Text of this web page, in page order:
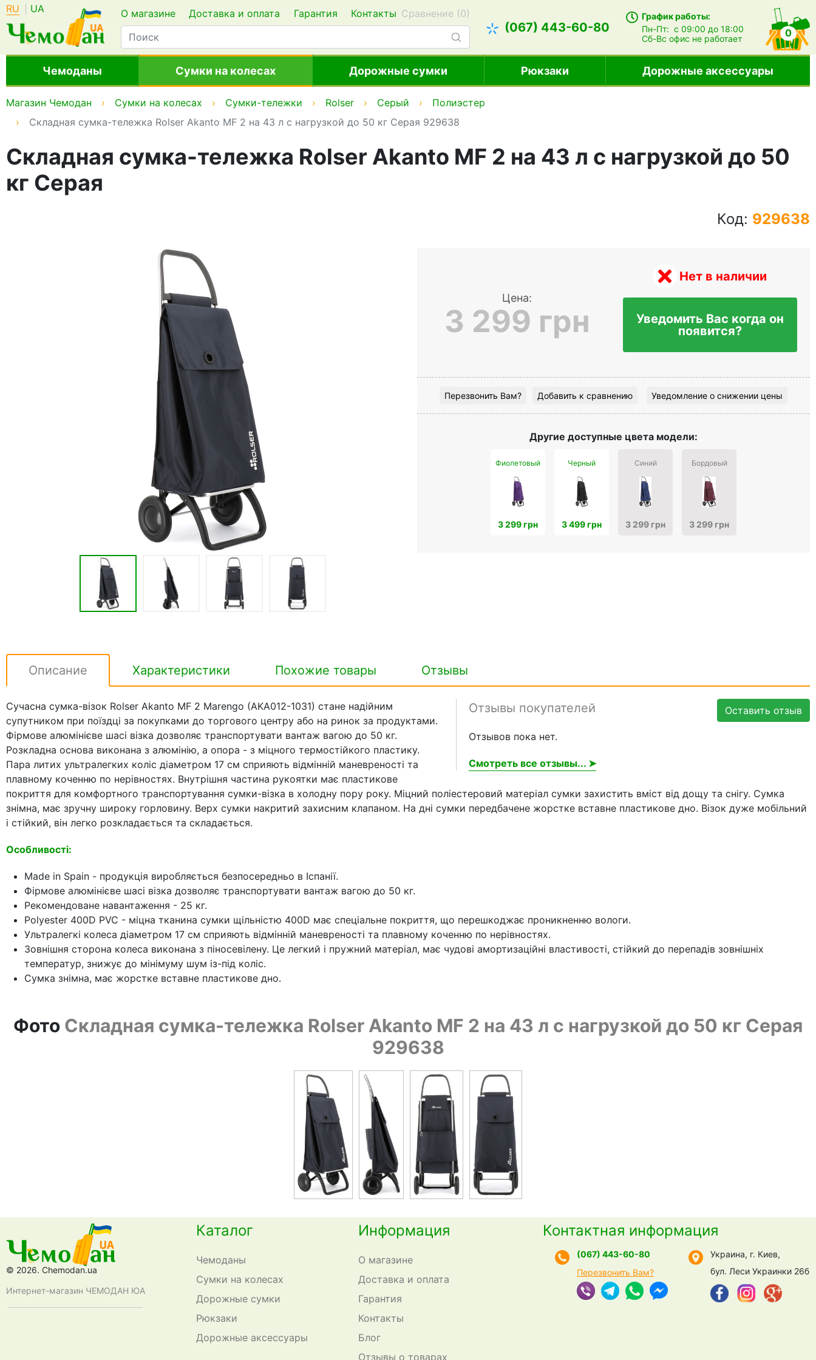
RU UA О магазине Доставка и оплата Гарантия Контакты Сравнение (0)
(067) 443-60-80
График работы:
Пн-Пт:с 09:00 до 18:00
Сб-Всофис не работает 0
Чемоданы Сумки на колесах Дорожные сумки Рюкзаки Дорожные аксессуары
Магазин Чемодан Сумки на колесах Сумки-тележки Rolser Серый
Полиэстер
Складная сумка-тележка Rolser Akanto MF 2 на 43 л с нагрузкой до 50 кг Серая 929638
Складная сумка-тележка Rolser Akanto MF 2 на 43 л с нагрузкой до 50
кг Серая
Код: 929638
Цена:
3 299 грн
Нет в наличии
Уведомить Вас когда он
появится?
Перезвонить Вам? Добавить к сравнению Уведомление о снижении цены
Другие доступные цвета модели:
Фиолетовый
3 299 грн
Черный
3 499 грн
Синий
3 299 грн
Бордовый
3 299 грн
Описание Характеристики Похожие товары Отзывы
Оставить отзыв
Отзывы покупателей
Отзывов пока нет.
Смотреть все отзывы... ➤
Сучасна сумка-візок Rolser Akanto MF 2 Marengo (AKA012-1031) стане надійним
супутником при поїздці за покупками до торгового центру або на ринок за продуктами.
Фірмове алюмінієве шасі візка дозволяє транспортувати вантаж вагою до 50 кг.
Розкладна основа виконана з алюмінію, а опора - з міцного термостійкого пластику.
Пара литих ультралегких коліс діаметром 17 см сприяють відмінній маневреності та
плавному коченню по нерівностях. Внутрішня частина рукоятки має пластикове
покриття для комфортного транспортування сумки-візка в холодну пору року. Міцний поліестеровий матеріал сумки захистить вміст від дощу та снігу. Сумка
знімна, має зручну широку горловину. Верх сумки накритий захисним клапаном. На дні сумки передбачене жорстке вставне пластикове дно. Візок дуже мобільний
і стійкий, він легко розкладається та складається.
Особливості:
Made in Spain - продукція виробляється безпосередньо в Іспанії.
Фірмове алюмінієве шасі візка дозволяє транспортувати вантаж вагою до 50 кг.
Рекомендоване навантаження - 25 кг.
Polyester 400D PVC - міцна тканина сумки щільністю 400D має спеціальне покриття, що перешкоджає проникненню вологи.
Ультралегкі колеса діаметром 17 см сприяють відмінній маневреності та плавному коченню по нерівностях.
Зовнішня сторона колеса виконана з піносевілену. Це легкий і пружний матеріал, має чудові амортизаційні властивості, стійкий до перепадів зовнішніх
температур, знижує до мінімуму шум із-під коліс.
Сумка знімна, має жорстке вставне пластикове дно.
Фото Складная сумка-тележка Rolser Akanto MF 2 на 43 л с нагрузкой до 50 кг Серая
929638
© 2026. Chemodan.ua
Интернет-магазин ЧЕМОДАН ЮА
Каталог
Чемоданы
Сумки на колесах
Дорожные сумки
Рюкзаки
Дорожные аксессуары
Информация
О магазине
Доставка и оплата
Гарантия
Контакты
Блог
Отзывы о товарах
Контактная информация
(067) 443-60-80
Перезвонить Вам?
Украина, г. Киев,
бул. Леси Украинки 26б